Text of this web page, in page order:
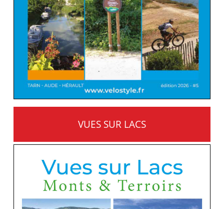
VUES SUR LACS
MONTS ET TERROIRS